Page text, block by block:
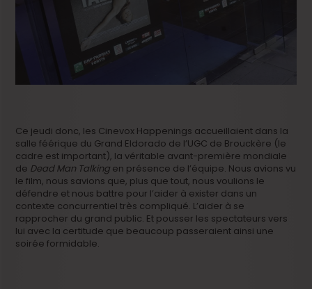
Ce jeudi donc, les Cinevox Happenings accueillaient dans la
salle féérique du Grand Eldorado de l’UGC de Brouckère (le
cadre est important), la véritable avant-première mondiale
de Dead Man Talking en présence de l’équipe. Nous avions vu
le film, nous savions que, plus que tout, nous voulions le
défendre et nous battre pour l’aider à exister dans un
contexte concurrentiel très compliqué. L’aider à se
rapprocher du grand public. Et pousser les spectateurs vers
lui avec la certitude que beaucoup passeraient ainsi une
soirée formidable.